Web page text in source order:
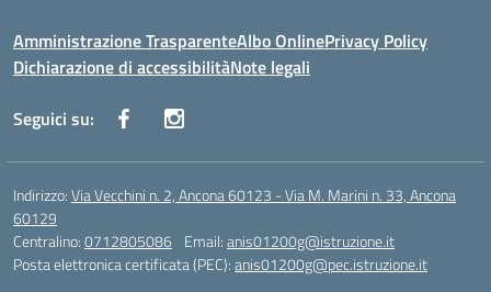
Amministrazione TrasparenteAlbo OnlinePrivacy Policy
Dichiarazione di accessibilitàNote legali
Seguici su:
Indirizzo:Via Vecchini n. 2, Ancona 60123 - Via M. Marini n. 33, Ancona
60129
Centralino:0712805086 Email:anis01200g@istruzione.it
Posta elettronica certificata (PEC):anis01200g@pec.istruzione.it